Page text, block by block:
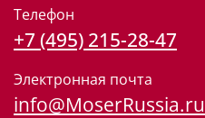
Телефон
+7 (495) 215-28-47
Электронная почта
info@MoserRussia.ru